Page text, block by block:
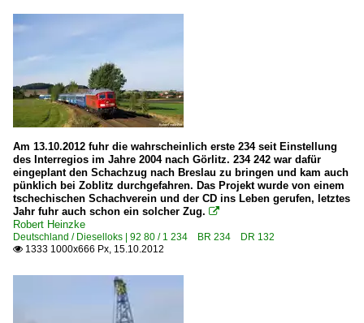
1 250 BR 250 ·DE-AC33C· 'Tiger'
1 264 BR 264 ·Maxima 40 CC·
1 266 BR 266 ·JT42CWR(M/-T1)· Class 66
1 275 BR 275 ·G 1206·
1 285 BR 285 ·Traxx DE·
1 293 BR 293 DR V 100
Dieselloks | bis 100 km/h | 98 80
3 107 DR 107 DR V 75 ex CKD T435.0, T458.1
3 294 BR 294.5 remotorisiert ·MaK V 90·
3 345 · 3 346 BR 345 · BR 346 DR 105 · DR 106 DR V 60
Am 13.10.2012 fuhr die wahrscheinlich erste 234 seit Einstellung
des Interregios im Jahre 2004 nach Görlitz. 234 242 war dafür
eingeplant den Schachzug nach Breslau zu bringen und kam auch
pünklich bei Zoblitz durchgefahren. Das Projekt wurde von einem
tschechischen Schachverein und der CD ins Leben gerufen, letztes
Jahr fuhr auch schon ein solcher Zug. 
Robert Heinzke
Deutschland / Dieselloks | 92 80 / 1 234 BR 234 DR 132
 1333 1000x666 Px, 15.10.2012